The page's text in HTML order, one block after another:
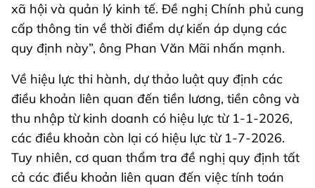
xã hội và quản lý kinh tế. Đề nghị Chính phủ cung
cấp thông tin về thời điểm dự kiến áp dụng các
quy định này”, ông Phan Văn Mãi nhấn mạnh.
Về hiệu lực thi hành, dự thảo luật quy định các
điều khoản liên quan đến tiền lương, tiền công và
thu nhập từ kinh doanh có hiệu lực từ 1-1-2026,
các điều khoản còn lại có hiệu lực từ 1-7-2026.
Tuy nhiên, cơ quan thẩm tra đề nghị quy định tất
cả các điều khoản liên quan đến việc tính toán